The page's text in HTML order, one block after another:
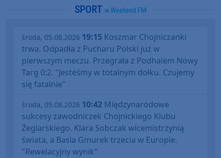
SPORT w Weekend FM
środa, 05.08.2026 19:15 Koszmar Chojniczanki
trwa. Odpadła z Pucharu Polski już w
pierwszym meczu. Przegrała z Podhalem Nowy
Targ 0:2. "Jesteśmy w totalnym dołku. Czujemy
się fatalnie"
środa, 05.08.2026 10:42 Międzynarodowe
sukcesy zawodniczek Chojnickiego Klubu
Żeglarskiego. Klara Sobczak wicemistrzynią
świata, a Basia Gmurek trzecia w Europie.
"Rewelacyjny wynik"